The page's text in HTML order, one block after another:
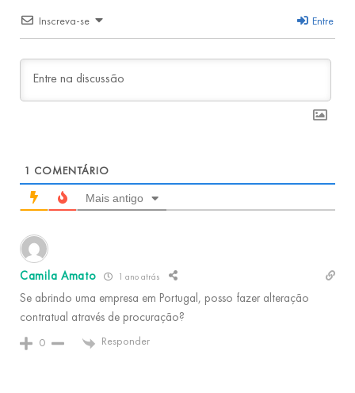
Inscreva-se Entre
1 COMENTÁRIO
Mais antigo
Camila Amato 1 ano atrás
Se abrindo uma empresa em Portugal, posso fazer alteração
contratual através de procuração?
0 Responder